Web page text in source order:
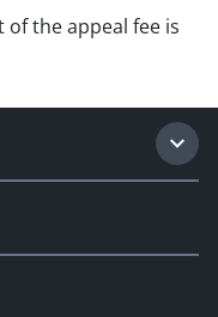
the appeal fee is